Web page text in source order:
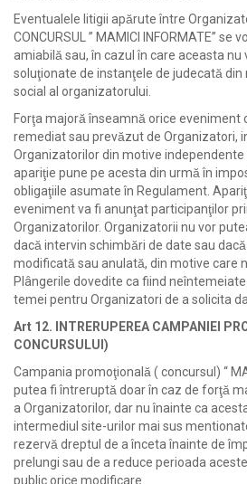
Eventualele litigii apărute între
CONCURSUL ” MAMICI INFORMATE” se
amiabilă sau, în cazul în care aceasta nu
soluţionate de instanţele de judecată
social al organizatorului.
Forţa majoră înseamnă orice eveniment
remediat sau prevăzut de Organizatori,
Organizatorilor din motive independente
apariţie pune pe acesta din urmă în
obligaţiile asumate în Regulament.
eveniment va fi anunţat participanţilor
Organizatorilor. Organizatorii nu vor
dacă intervin schimbări de date sau
modificată sau anulată, din motive care
Plângerile dovedite ca fiind
temei pentru Organizatori de a solicita
Art 12. INTRERUPEREA CAMPANIEI
CONCURSULUI)
Campania promoţională ( concursul) “
putea fi întreruptă doar în caz de forţă
a Organizatorilor, dar nu înainte ca
intermediul site-urilor mai sus
rezervă dreptul de a înceta înainte de
prelungi sau de a reduce perioada
public orice modificare.